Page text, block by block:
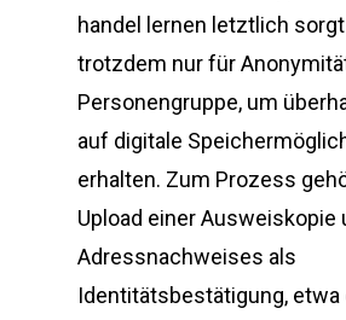
handel lernen letztlich
trotzdem nur für
Personengruppe, um
auf digitale
erhalten. Zum Prozess
Upload einer Ausweiskopie
Adressnachweises als
Identitätsbestätigung, etwa